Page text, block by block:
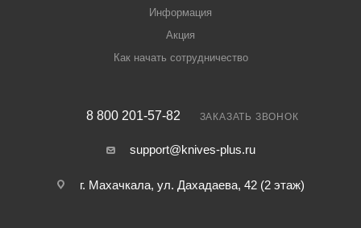
Информация
Акция
Как начать сотрудничество
8 800 201-57-82 ЗАКАЗАТЬ ЗВОНОК
support@knives-plus.ru
г. Махачкала, ул. Дахадаева, 42 (2 этаж)